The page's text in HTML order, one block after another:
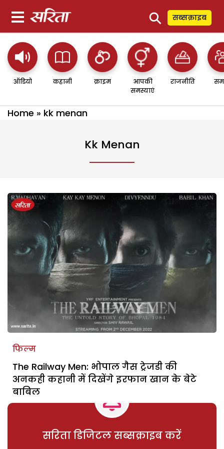
⚲ सब्सक्राइब
ऑडियो कहानी क्राइम
आपकी
समस्याएं
राजनीति
Home » kk menan
Kk Menan
फिल्म
The Railway Men: भोपाल गैस ट्रेजडी की
अनकही कहानी में दिखेंगे इरफान खान के बेटे
बाबिल
सरिता डिजिटल सब्सक्राइब करें